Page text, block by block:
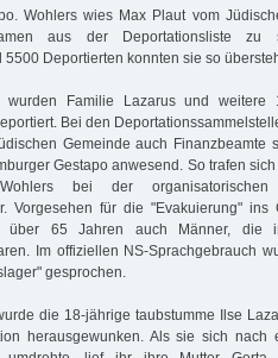
Wohlers wies Max Plaut vom
aus der Deportationsliste zu
Deportierten konnten sie so
Familie Lazarus und weitere
Bei den
Gemeinde auch Finanzbeamte
Gestapo anwesend. So trafen
bei der
Vorgesehen für die "Evakuierung" ins
über 65 Jahren auch Männer, die
Im offiziellen NS-Sprachgebrauch
gesprochen.
die 18-jährige taubstumme Ilse
herausgewunken. Als sie sich nach